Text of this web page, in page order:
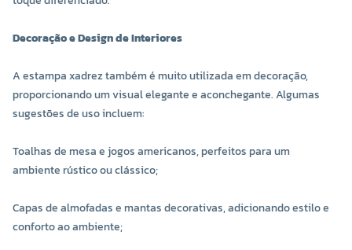
Decoração e Design de Interiores
A estampa xadrez também é muito utilizada em decoração,
proporcionando um visual elegante e aconchegante. Algumas
sugestões de uso incluem:
Toalhas de mesa e jogos americanos, perfeitos para um
ambiente rústico ou clássico;
Capas de almofadas e mantas decorativas, adicionando estilo e
conforto ao ambiente;